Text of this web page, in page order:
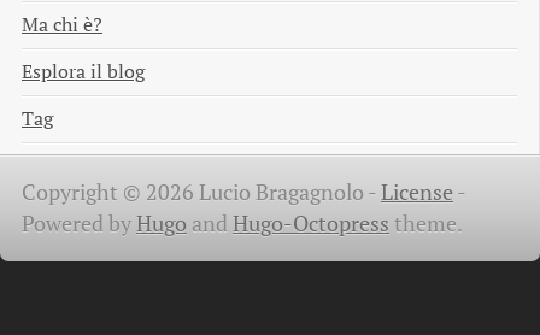
Ma chi è?
Esplora il blog
Tag
Copyright © 2026 Lucio Bragagnolo -License -
Powered byHugo and Hugo-Octopress theme.